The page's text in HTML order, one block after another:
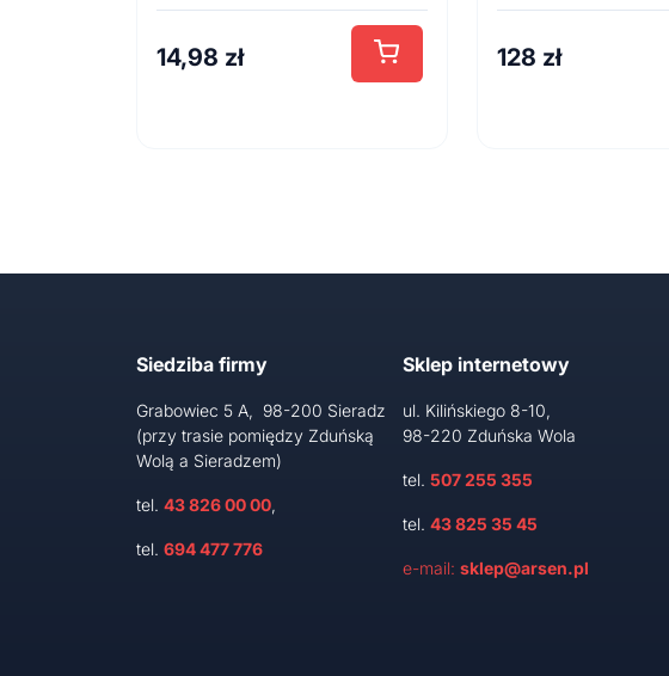
14,98 zł 128 zł
Siedziba firmy
Grabowiec 5 A, 98-200 Sieradz
(przy trasie pomiędzy Zduńską
Wolą a Sieradzem)
tel. 43 826 00 00,
tel. 694 477 776
Sklep internetowy
ul. Kilińskiego 8-10,
98-220 Zduńska Wola
tel.507 255 355
tel.43 825 35 45
e-mail:sklep@arsen.pl